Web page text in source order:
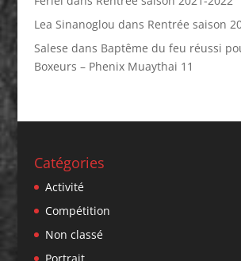
Lea Sinanoglou dans Rentrée saison
Salese dans Baptême du feu réussi
Boxeurs – Phenix Muaythai 11
Catégories
Activité
Compétition
Non classé